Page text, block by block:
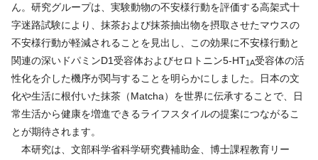
ん。研究グループは、実験動物の不安様行動を評価する高架式十
字迷路試験により、抹茶および抹茶抽出物を摂取させたマウスの
不安様行動が軽減されることを見出し、この効果に不安様行動と
関連の深い ドパミンD1受容体およびセロトニン5-HT1A受容体の活
性化を介した機序が関与することを明らかにしました。日本の文
化や生活に根付いた抹茶（Matcha）を世界に伝承することで、日
常生活から健康を増進できるライフスタイルの提案につながるこ
とが期待されます。
本研究は、文部科学省科学研究費補助金、博士課程教育リー